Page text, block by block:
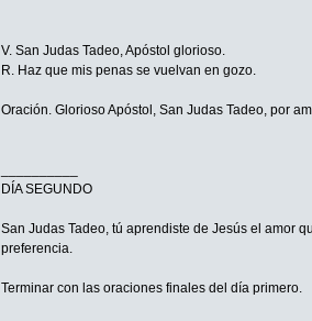
V. San Judas Tadeo, Apóstol glorioso.
R. Haz que mis penas se vuelvan en gozo.
Oración. Glorioso Apóstol, San Judas Tadeo, por
DÍA SEGUNDO
San Judas Tadeo, tú aprendiste de Jesús el amor
preferencia.
Terminar con las oraciones finales del día primero.